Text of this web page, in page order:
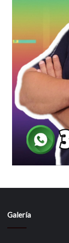
Galería